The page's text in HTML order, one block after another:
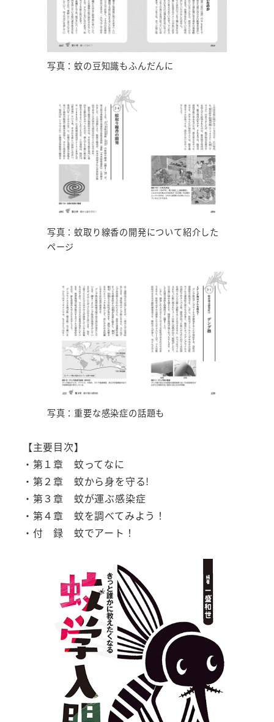
写真：蚊の豆知識もふんだんに
写真：蚊取り線香の開発について紹介した
ページ
写真：重要な感染症の話題も
【主要目次】
・第１章 蚊ってなに
・第２章 蚊から身を守る!
・第３章 蚊が運ぶ感染症
・第４章 蚊を調べてみよう！
・付 録 蚊でアート！